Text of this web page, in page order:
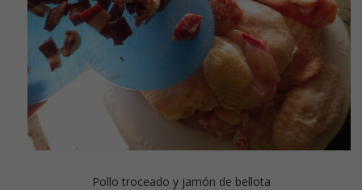
Pollo troceado y jamón de bellota